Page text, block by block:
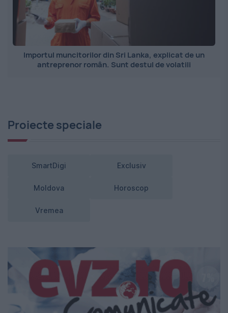
Importul muncitorilor din Sri Lanka, explicat de un
antreprenor român. Sunt destul de volatili
Proiecte speciale
SmartDigi Exclusiv
Moldova Horoscop
Vremea